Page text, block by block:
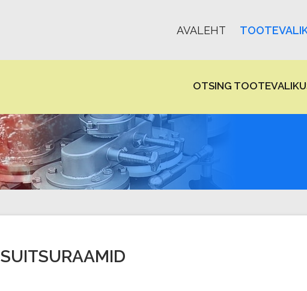
AVALEHT
OTSING
SUITSURAAMID